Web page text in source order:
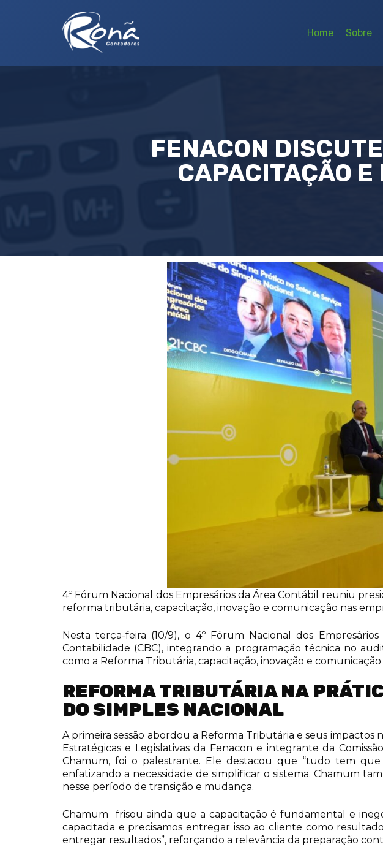
Home Sobre
FENACON
CAPACITAÇÃO E
4º Fórum Nacional dos Empresários da Área Contábil reuniu
reforma tributária, capacitação, inovação e comunicação nas
Nesta terça-feira (10/9), o 4º Fórum Nacional dos
Contabilidade (CBC), integrando a programação técnica no
como a Reforma Tributária, capacitação, inovação e
REFORMA TRIBUTÁRIA NA
DO SIMPLES NACIONAL
A primeira sessão abordou a Reforma Tributária e seus
Estratégicas e Legislativas da Fenacon e integrante da
Chamum, foi o palestrante. Ele destacou que “tudo tem
enfatizando a necessidade de simplificar o sistema. Chamum
nesse período de transição e mudança.
Chamum frisou ainda que a capacitação é fundamental e
capacitada e precisamos entregar isso ao cliente como
entregar resultados”, reforçando a relevância da preparação